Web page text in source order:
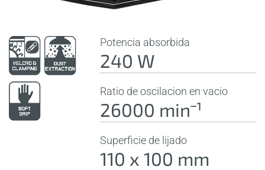
Potencia absorbida
240 W
Ratio de oscilacion en vacio
26000 minˉ¹
Superficie de lijado
110 x 100 mm